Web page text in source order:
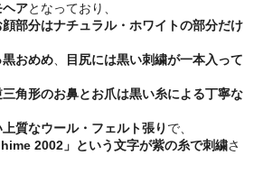
ヘアとなっており、
部分はナチュラル・ホワイトの部分だけ
おめめ、
目尻には黒い刺繍が一本入って
角形のお鼻とお爪は黒い糸による丁寧な
質なウール・フェルト張り で、
2002」という文字が紫の糸で刺繍さ